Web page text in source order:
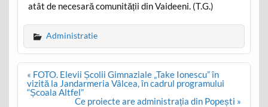
atât de necesară comunității din Vaideeni. (T.G.)
Administratie
Post
navigation
« FOTO. Elevii Școlii Gimnaziale „Take Ionescu” în
vizită la Jandarmeria Vâlcea, în cadrul programului
“Școala Altfel”
Ce proiecte are administrația din Popești »